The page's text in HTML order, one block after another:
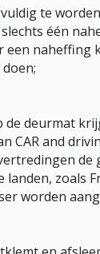
te
één
een naheffing
deurmat
CAR and
de
zoals
worden